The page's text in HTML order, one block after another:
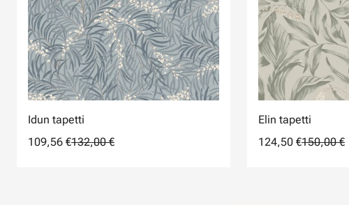
Idun tapetti
109,56 €132,00 €
Elin tapetti
124,50 €150,00 €